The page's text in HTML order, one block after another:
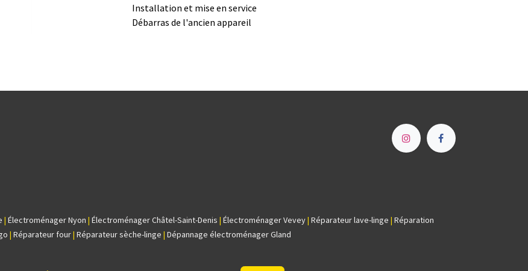
Installation et mise en service
Débarras de l'ancien appareil
| Électroménager Nyon | Électroménager Châtel-Saint-Denis | Électroménager Vevey| Réparateur lave-linge | Réparation
| Réparateur four| Réparateur sèche-linge | Dépannage électroménager Gland